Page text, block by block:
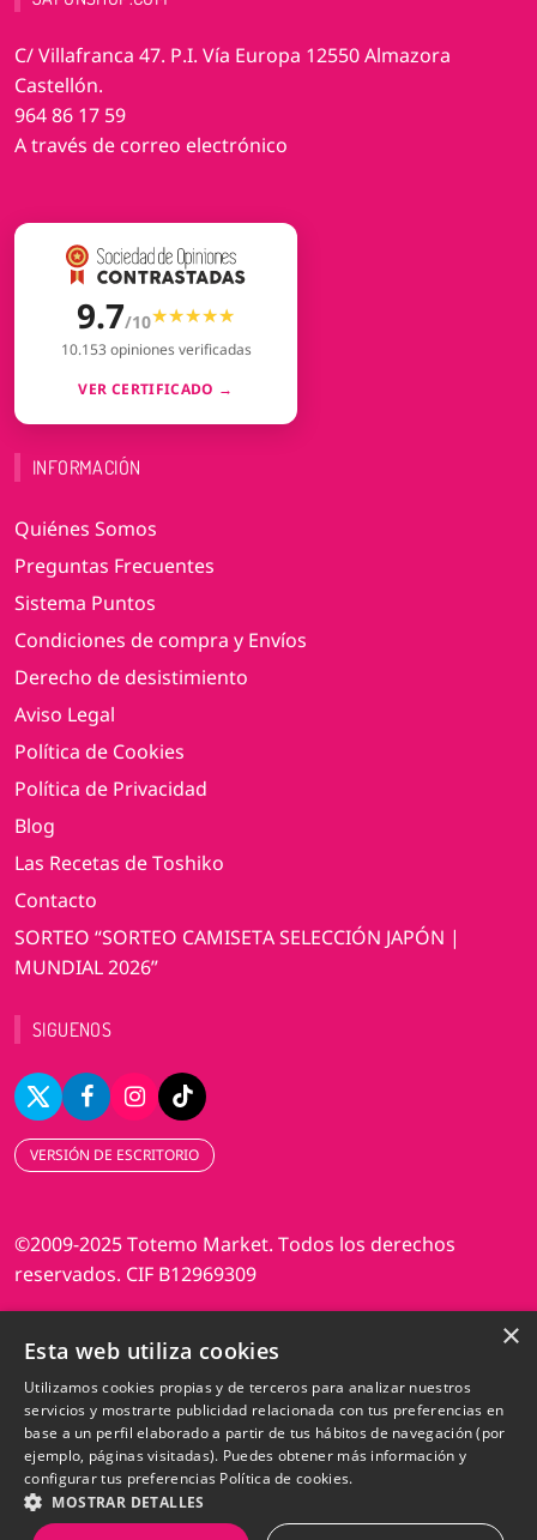
C/ Villafranca 47. P.I. Vía Europa 12550 Almazora
Castellón.
964 86 17 59
A través de correo electrónico
9.7/10★★★★★
★★★★★
10.153 opiniones verificadas
VER CERTIFICADO →
INFORMACIÓN
Quiénes Somos
Preguntas Frecuentes
Sistema Puntos
Condiciones de compra y Envíos
Derecho de desistimiento
Aviso Legal
Política de Cookies
Política de Privacidad
Blog
Las Recetas de Toshiko
Contacto
SORTEO “SORTEO CAMISETA SELECCIÓN JAPÓN |
MUNDIAL 2026”
SIGUENOS
VERSIÓN DE ESCRITORIO
©2009-2025 Totemo Market. Todos los derechos
reservados. CIF B12969309
×
Esta web utiliza cookies
Utilizamos cookies propias y de terceros para analizar nuestros
servicios y mostrarte publicidad relacionada con tus preferencias en
base a un perfil elaborado a partir de tus hábitos de navegación (por
ejemplo, páginas visitadas). Puedes obtener más información y
configurar tus preferencias Política de cookies.
MOSTRAR DETALLES